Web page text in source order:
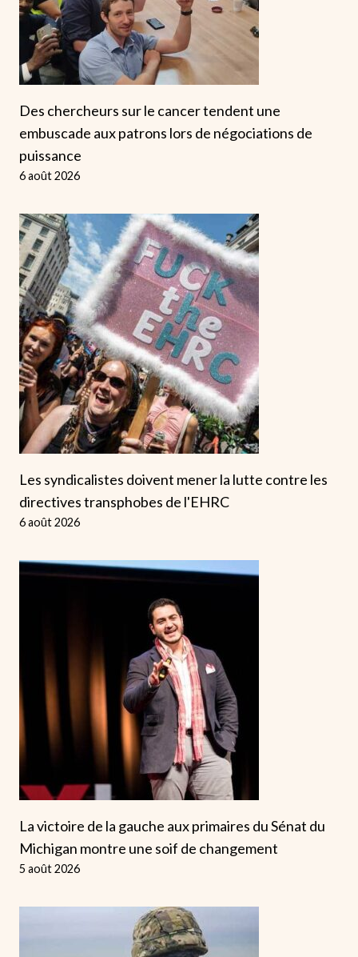
Des chercheurs sur le cancer tendent une
embuscade aux patrons lors de négociations de
puissance
6 août 2026
Les syndicalistes doivent mener la lutte contre les
directives transphobes de l'EHRC
6 août 2026
La victoire de la gauche aux primaires du Sénat du
Michigan montre une soif de changement
5 août 2026